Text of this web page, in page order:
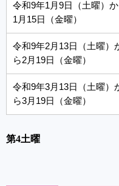
令和9年1月9日（土曜）か
1月15日（金曜）
令和9年2月13日（土曜）
ら2月19日（金曜）
令和9年3月13日（土曜）
ら3月19日（金曜）
第4